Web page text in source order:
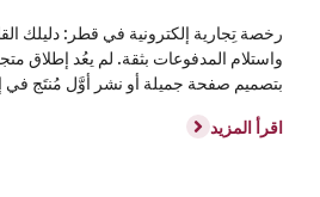
رخصة تِجارية إلكترونية في قطر: دليلك
واستلام المدفوعات بثقة. لم يعُد إطلاق
بتصميم صفحة جميلة أو نشر أوَّل مُنتَج في
اقرأ المزيد